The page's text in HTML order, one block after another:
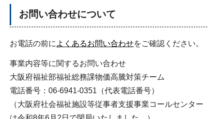
お問い合わせについて
お電話の前に よくあるお問い合わせをご確認ください。
事業内容等に関するお問い合わせ
大阪府福祉部福祉総務課物価高騰対策チーム
電話番号：06-6941-0351（代表電話番号）
（大阪府社会福祉施設等従事者支援事業コールセンター